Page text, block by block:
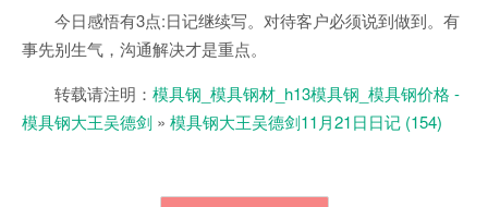
今日感悟有3点:日记继续写。对待客户必须说到做到。有
事先别生气，沟通解决才是重点。
转载请注明： 模具钢_模具钢材_h13模具钢_模具钢价格 -
模具钢大王吴德剑 » 模具钢大王吴德剑11月21日日记 (154)